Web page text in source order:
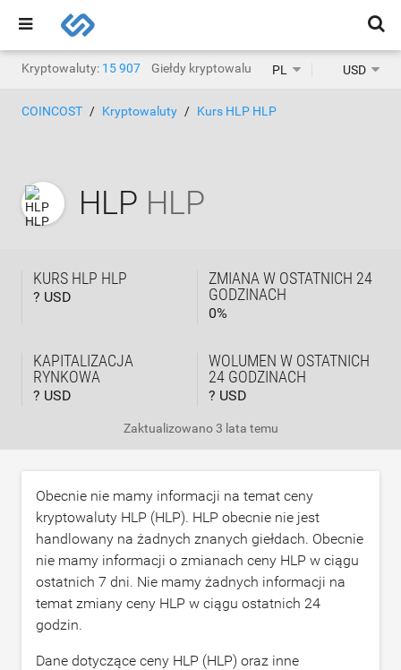
Kryptowaluty: 15 907 Giełdy kryptowalut: 1468
PL USD
COINCOST Kryptowaluty Kurs HLP HLP
HLP HLP
KURS HLP HLP
? USD
ZMIANA W OSTATNICH 24
GODZINACH
0%
KAPITALIZACJA
RYNKOWA
? USD
WOLUMEN W OSTATNICH
24 GODZINACH
? USD
Zaktualizowano3 lata temu
Obecnie nie mamy informacji na temat ceny
kryptowaluty HLP (HLP). HLP obecnie nie jest
handlowany na żadnych znanych giełdach. Obecnie
nie mamy informacji o zmianach ceny HLP w ciągu
ostatnich 7 dni. Nie mamy żadnych informacji na
temat zmiany ceny HLP w ciągu ostatnich 24
godzin.
Dane dotyczące ceny HLP (HLP) oraz inne